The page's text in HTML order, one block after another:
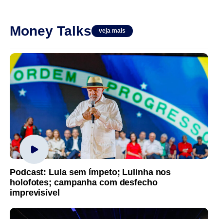
Money Talks veja mais
Podcast: Lula sem ímpeto; Lulinha nos
holofotes; campanha com desfecho
imprevisível